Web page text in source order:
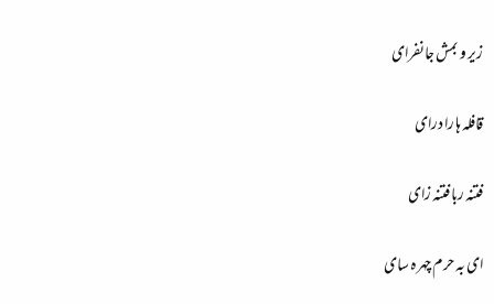
زیر و بمش جانفرای
قافلہ ہا را درای
فتنہ ربا فتنہ زای
ای بہ حرم چہرہ سای